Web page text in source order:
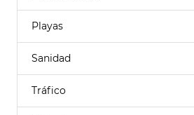
Playas
Sanidad
Tráfico